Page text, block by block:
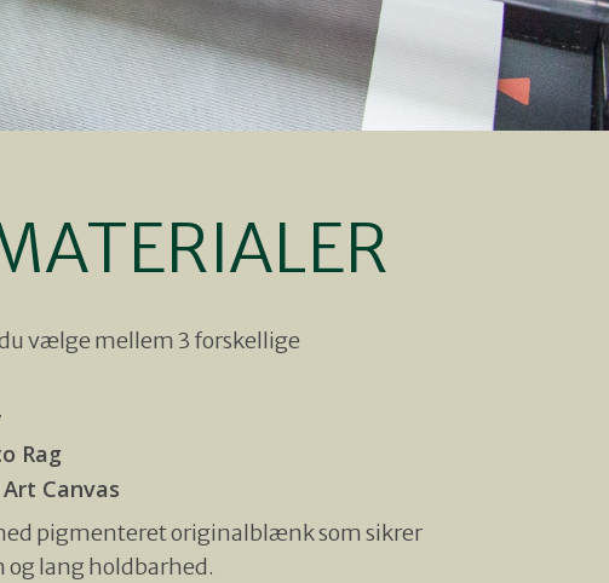
vælge mellem 3 forskellige
Rag
Canvas
pigmenteret originalblænk som sikrer
lang holdbarhed.